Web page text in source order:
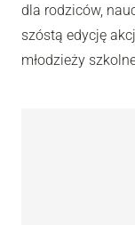
dla rodziców,
szóstą edycję
młodzieży